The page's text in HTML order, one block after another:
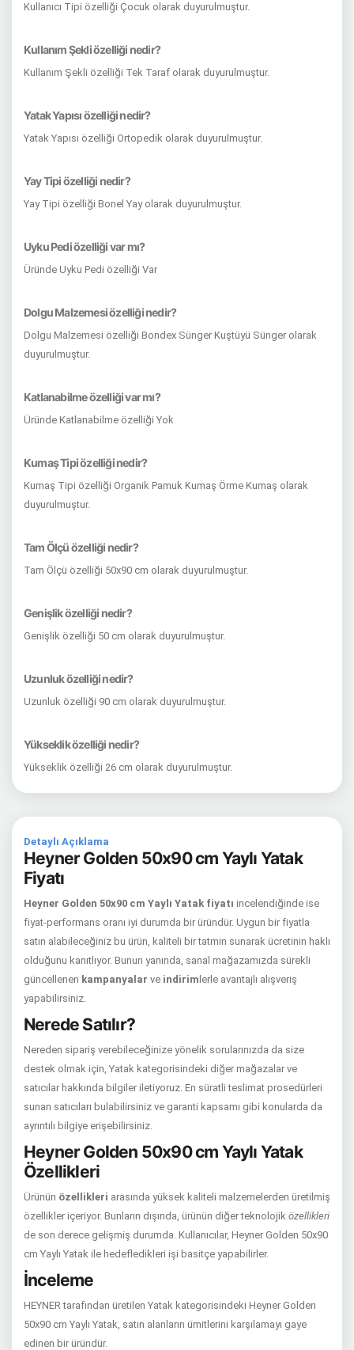
Kullanıcı Tipi özelliği Çocuk olarak duyurulmuştur.
Kullanım Şekli özelliği nedir?
Kullanım Şekli özelliği Tek Taraf olarak duyurulmuştur.
Yatak Yapısı özelliği nedir?
Yatak Yapısı özelliği Ortopedik olarak duyurulmuştur.
Yay Tipi özelliği nedir?
Yay Tipi özelliği Bonel Yay olarak duyurulmuştur.
Uyku Pedi özelliği var mı?
Üründe Uyku Pedi özelliği Var
Dolgu Malzemesi özelliği nedir?
Dolgu Malzemesi özelliği Bondex Sünger Kuştüyü Sünger olarak
duyurulmuştur.
Katlanabilme özelliği var mı?
Üründe Katlanabilme özelliği Yok
Kumaş Tipi özelliği nedir?
Kumaş Tipi özelliği Organik Pamuk Kumaş Örme Kumaş olarak
duyurulmuştur.
Tam Ölçü özelliği nedir?
Tam Ölçü özelliği 50x90 cm olarak duyurulmuştur.
Genişlik özelliği nedir?
Genişlik özelliği 50 cm olarak duyurulmuştur.
Uzunluk özelliği nedir?
Uzunluk özelliği 90 cm olarak duyurulmuştur.
Yükseklik özelliği nedir?
Yükseklik özelliği 26 cm olarak duyurulmuştur.
Detaylı Açıklama
Heyner Golden 50x90 cm Yaylı Yatak
Fiyatı
Heyner Golden 50x90 cm Yaylı Yatak fiyatı incelendiğinde ise
fiyat-performans oranı iyi durumda bir üründür. Uygun bir fiyatla
satın alabileceğiniz bu ürün, kaliteli bir tatmin sunarak ücretinin haklı
olduğunu kanıtlıyor. Bunun yanında, sanal mağazamızda sürekli
güncellenen kampanyalar ve indirim lerle avantajlı alışveriş
yapabilirsiniz.
Nerede Satılır?
Nereden sipariş verebileceğinize yönelik sorularınızda da size
destek olmak için, Yatak kategorisindeki diğer mağazalar ve
satıcılar hakkında bilgiler iletiyoruz. En süratli teslimat prosedürleri
sunan satıcıları bulabilirsiniz ve garanti kapsamı gibi konularda da
ayrıntılı bilgiye erişebilirsiniz.
Heyner Golden 50x90 cm Yaylı Yatak
Özellikleri
Ürünün özellikleri arasında yüksek kaliteli malzemelerden üretilmiş
özellikler içeriyor. Bunların dışında, ürünün diğer teknolojik özellikleri
de son derece gelişmiş durumda. Kullanıcılar, Heyner Golden 50x90
cm Yaylı Yatak ile hedefledikleri işi basitçe yapabilirler.
İnceleme
HEYNER tarafından üretilen Yatak kategorisindeki Heyner Golden
50x90 cm Yaylı Yatak, satın alanların ümitlerini karşılamayı gaye
edinen bir üründür.